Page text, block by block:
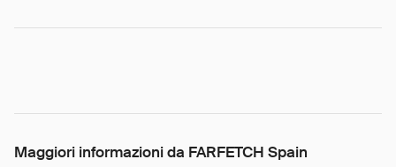
Maggiori informazioni da FARFETCH Spain